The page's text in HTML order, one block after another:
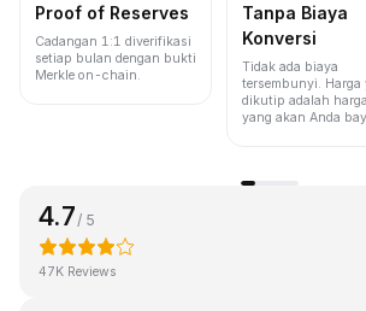
Proof of Reserves
Cadangan 1:1 diverifikasi
setiap bulan dengan bukti
Merkle on-chain.
Tanpa Biaya
Konversi
Tidak ada biaya
tersembunyi. Harga
dikutip adalah
yang akan Anda
4.7 / 5
47K Reviews